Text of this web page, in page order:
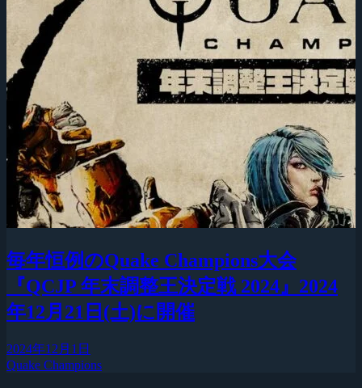
毎年恒例のQuake Champions大会
『QCJP 年末調整王決定戦 2024』2024
年12月21日(土)に開催
2024年12月1日
Quake Champions